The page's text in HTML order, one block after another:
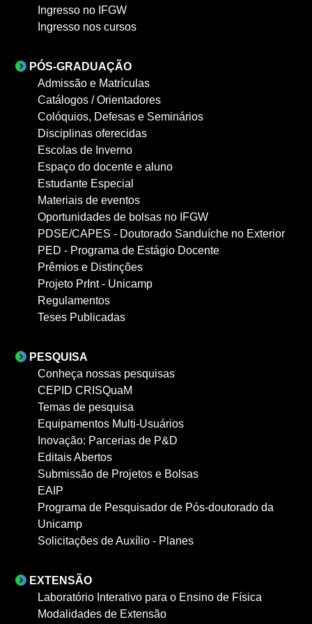
Ingresso no IFGW
Ingresso nos cursos
PÓS-GRADUAÇÃO
Admissão e Matrículas
Catálogos / Orientadores
Colóquios, Defesas e Seminários
Disciplinas oferecidas
Escolas de Inverno
Espaço do docente e aluno
Estudante Especial
Materiais de eventos
Oportunidades de bolsas no IFGW
PDSE/CAPES - Doutorado Sanduíche no Exterior
PED - Programa de Estágio Docente
Prêmios e Distinções
Projeto PrInt - Unicamp
Regulamentos
Teses Publicadas
PESQUISA
Conheça nossas pesquisas
CEPID CRISQuaM
Temas de pesquisa
Equipamentos Multi-Usuários
Inovação: Parcerias de P&D
Editais Abertos
Submissão de Projetos e Bolsas
EAIP
Programa de Pesquisador de Pós-doutorado da
Unicamp
Solicitações de Auxílio - Planes
EXTENSÃO
Laboratório Interativo para o Ensino de Física
Modalidades de Extensão